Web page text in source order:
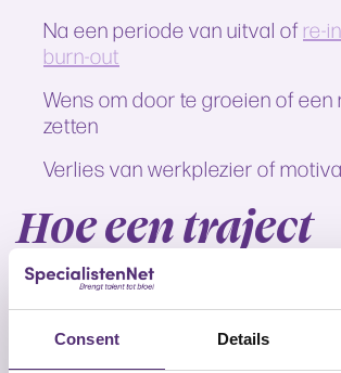
Consent Details
Na een periode van uitval of re-
burn-out
Wens om door te groeien of een
zetten
Verlies van werkplezier of
Hoe een traject
eruitziet
BijSpecialistenNetwordt
uitgevoerd door een
psycholoog